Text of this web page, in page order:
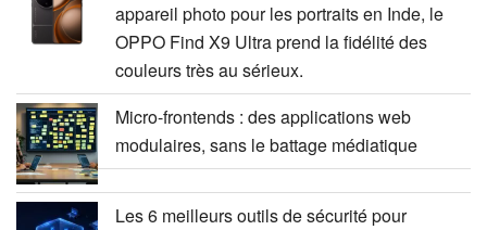
appareil photo pour les portraits en Inde, le
OPPO Find X9 Ultra prend la fidélité des
couleurs très au sérieux.
Micro-frontends : des applications web
modulaires, sans le battage médiatique
Les 6 meilleurs outils de sécurité pour